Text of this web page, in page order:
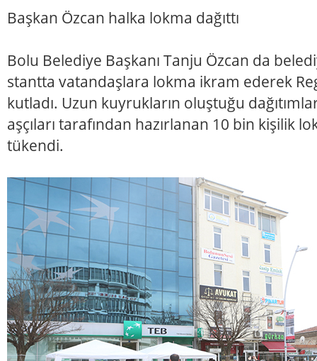
Başkan Özcan halka lokma dağıttı
Bolu Belediye Başkanı Tanju Özcan da
stantta vatandaşlara lokma ikram ederek
kutladı. Uzun kuyrukların oluştuğu
aşçıları tarafından hazırlanan 10 bin kişilik
tükendi.